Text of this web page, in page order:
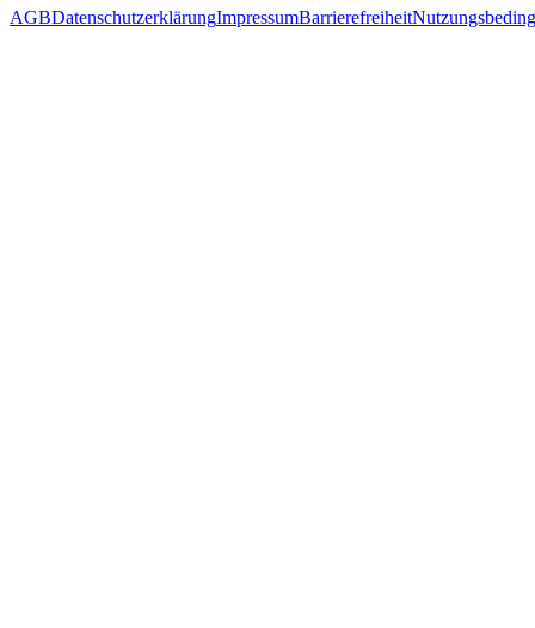
AGBDatenschutzerklärungImpressumBarrierefreiheit